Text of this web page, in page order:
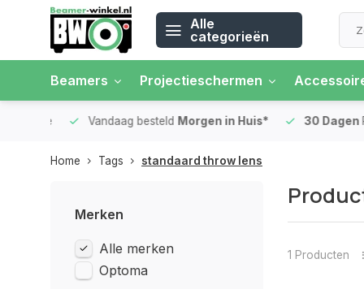
Alle
categorieën
Beamers Projectieschermen
Vandaag besteldMorgen in Huis* 30 Dagen
Home Tags standaard throw lens
Merken
Alle merken
Optoma
1 Producten